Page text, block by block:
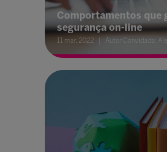
Comportamentos que
segurança on-line
11 mar. 2022 Autor Convidada: